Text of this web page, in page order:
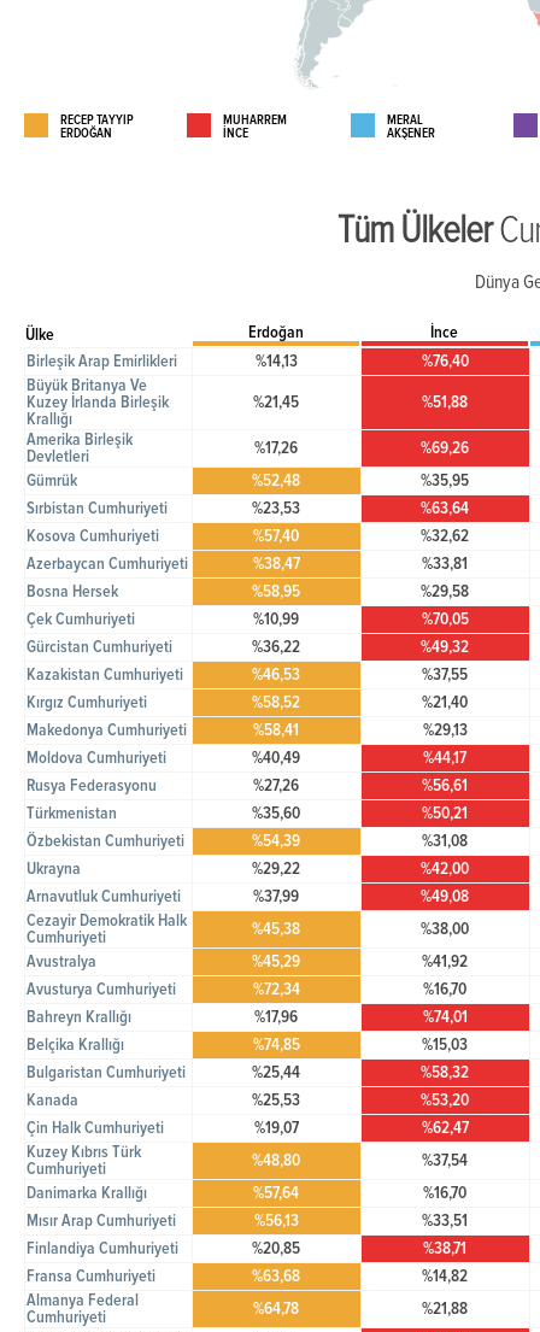
RECEP TAYYİP
ERDOĞAN
MUHARREM
İNCE
MERAL
AKŞENER
Tüm Ülkeler
Dünya
Ülke Erdoğan
İnce
Birleşik Arap Emirlikleri
%14,13
%76,40
Büyük Britanya Ve
Kuzey İrlanda Birleşik
Krallığı
%21,45 %51,88
Amerika Birleşik
Devletleri
%17,26
%69,26
Gümrük
%52,48
%35,95
Sırbistan Cumhuriyeti
%23,53
%63,64
Kosova Cumhuriyeti
%57,40
%32,62
Azerbaycan Cumhuriyeti
%38,47
%33,81
Bosna Hersek
%58,95
%29,58
Çek Cumhuriyeti
%10,99
%70,05
Gürcistan Cumhuriyeti
%36,22
%49,32
Kazakistan Cumhuriyeti
%46,53
%37,55
Kırgız Cumhuriyeti
%58,52
%21,40
Makedonya Cumhuriyeti
%58,41
%29,13
Moldova Cumhuriyeti
%40,49
%44,17
Rusya Federasyonu
%27,26
%56,61
Türkmenistan
%35,60
%50,21
Özbekistan Cumhuriyeti
%54,39
%31,08
Ukrayna
%29,22
%42,00
Arnavutluk Cumhuriyeti
%37,99
%49,08
Cezayir Demokratik Halk
Cumhuriyeti
%45,38
%38,00
Avustralya
%45,29
%41,92
Avusturya Cumhuriyeti
%72,34
%16,70
Bahreyn Krallığı
%17,96
%74,01
Belçika Krallığı
%74,85
%15,03
Bulgaristan Cumhuriyeti
%25,44
%58,32
Kanada
%25,53
%53,20
Çin Halk Cumhuriyeti
%19,07
%62,47
Kuzey Kıbrıs Türk
Cumhuriyeti
%48,80
%37,54
Danimarka Krallığı
%57,64
%16,70
Mısır Arap Cumhuriyeti
%56,13
%33,51
Finlandiya Cumhuriyeti
%20,85
%38,71
Fransa Cumhuriyeti
%63,68
%14,82
Almanya Federal
Cumhuriyeti
%64,78
%21,88